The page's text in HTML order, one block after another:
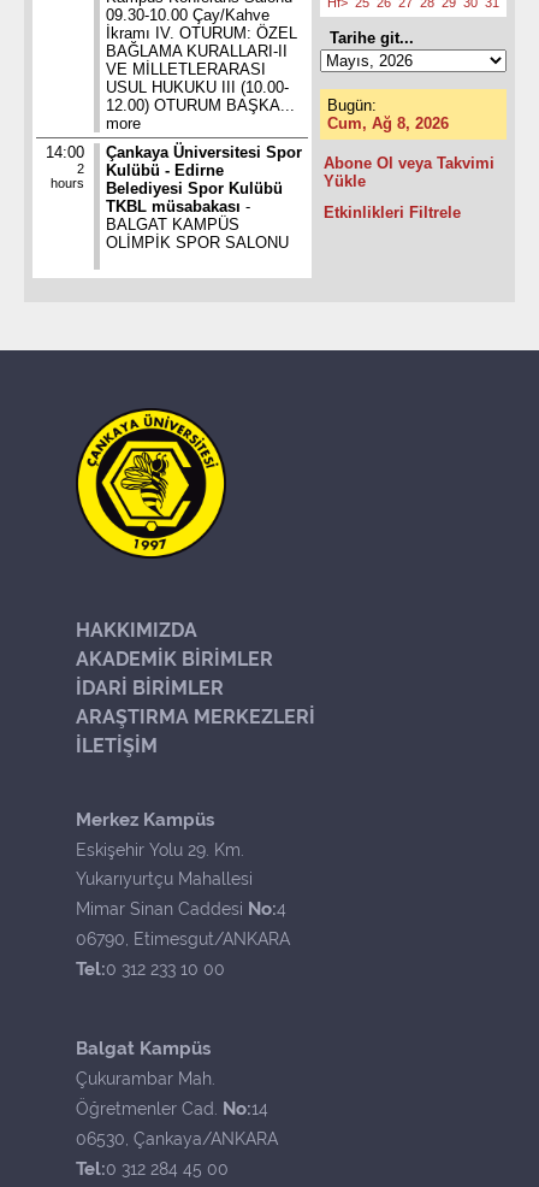
09.30-10.00 Çay/Kahve
İkramı IV. OTURUM: ÖZEL
BAĞLAMA KURALLARI-II
VE MİLLETLERARASI
USUL HUKUKU III (10.00-
12.00) OTURUM BAŞKA...
more
14:00
2
hours
Çankaya Üniversitesi Spor
Kulübü - Edirne
Belediyesi Spor Kulübü
TKBL müsabakası -
BALGAT KAMPÜS
OLİMPİK SPOR SALONU
Tarihe git...
Bugün:
Cum, Ağ 8, 2026
Abone Ol veya Takvimi
Yükle
Etkinlikleri Filtrele
HAKKIMIZDA
AKADEMİK BİRİMLER
İDARİ BİRİMLER
ARAŞTIRMA MERKEZLERİ
İLETİŞİM
Merkez Kampüs
Eskişehir Yolu 29. Km.
Yukarıyurtçu Mahallesi
Mimar Sinan Caddesi No:4
06790, Etimesgut/ANKARA
Tel:0 312 233 10 00
Balgat Kampüs
Çukurambar Mah.
Öğretmenler Cad. No:14
06530, Çankaya/ANKARA
Tel:0 312 284 45 00